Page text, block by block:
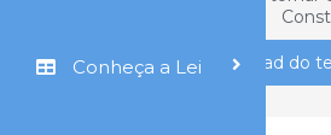
Conheça a LeiDownload do